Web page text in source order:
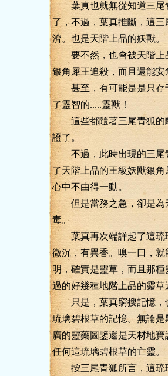
葉真也就無從知道三尾
了，不過，葉真推斷，這三
濟。也是天階上品的妖獸。
要不然，也會被天階上
銀角犀王追殺，而且還能安
甚至，有可能是是只存
了靈智的.....靈獸！
這些都隨著三尾青狐的
證了。
不過，此時出現的三尾
了天階上品的王級妖獸銀
心中不由得一動。
但是當務之急，卻是為
毒。
葉真再次端詳起了這琉
微沉，有異香。嗅一口，就
明，確實是靈草，而且那種
過的好幾種地階上品的靈草
只是，葉真窮搜記憶，
琉璃碧根草的記憶。無論
廣的靈藥圖鑒還是天材地
任何這琉璃碧根草的亡靈。
按三尾青狐所言，這琉